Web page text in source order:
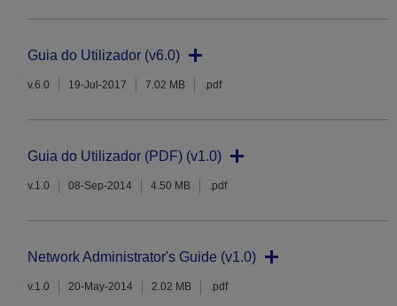
Guia do Utilizador (v6.0)
v.6.0 19-Jul-2017 7.02 MB .pdf
Guia do Utilizador (PDF) (v1.0)
v.1.0 08-Sep-2014 4.50 MB .pdf
Network Administrator's Guide (v1.0)
v.1.0 20-May-2014 2.02 MB .pdf